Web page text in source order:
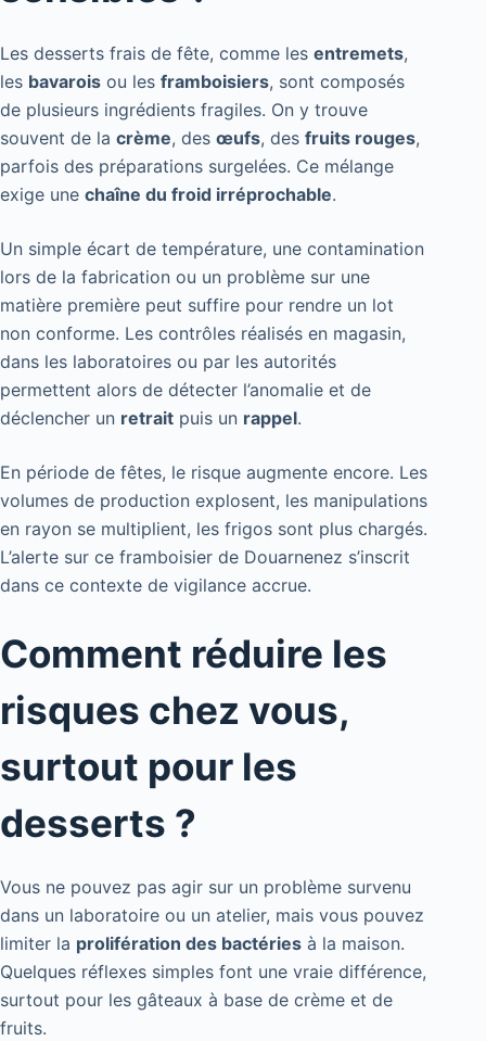
Les desserts frais de fête, comme les entremets,
les bavarois ou les framboisiers, sont composés
de plusieurs ingrédients fragiles. On y trouve
souvent de la crème, des œufs, des fruits rouges,
parfois des préparations surgelées. Ce mélange
exige une chaîne du froid irréprochable.
Un simple écart de température, une contamination
lors de la fabrication ou un problème sur une
matière première peut suffire pour rendre un lot
non conforme. Les contrôles réalisés en magasin,
dans les laboratoires ou par les autorités
permettent alors de détecter l’anomalie et de
déclencher un retrait puis un rappel.
En période de fêtes, le risque augmente encore. Les
volumes de production explosent, les manipulations
en rayon se multiplient, les frigos sont plus chargés.
L’alerte sur ce framboisier de Douarnenez s’inscrit
dans ce contexte de vigilance accrue.
Comment réduire les
risques chez vous,
surtout pour les
desserts ?
Vous ne pouvez pas agir sur un problème survenu
dans un laboratoire ou un atelier, mais vous pouvez
limiter la prolifération des bactéries à la maison.
Quelques réflexes simples font une vraie différence,
surtout pour les gâteaux à base de crème et de
fruits.